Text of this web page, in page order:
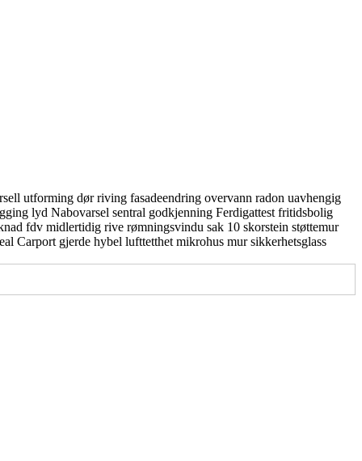
utforming dørriving fasadeendring overvann radon uavhengig
lyd Nabovarsel sentral godkjenning Ferdigattest fritidsbolig
fdv midlertidig rive rømningsvindu sak 10 skorstein støttemur
Carport gjerde hybel lufttetthet mikrohus mursikkerhetsglass